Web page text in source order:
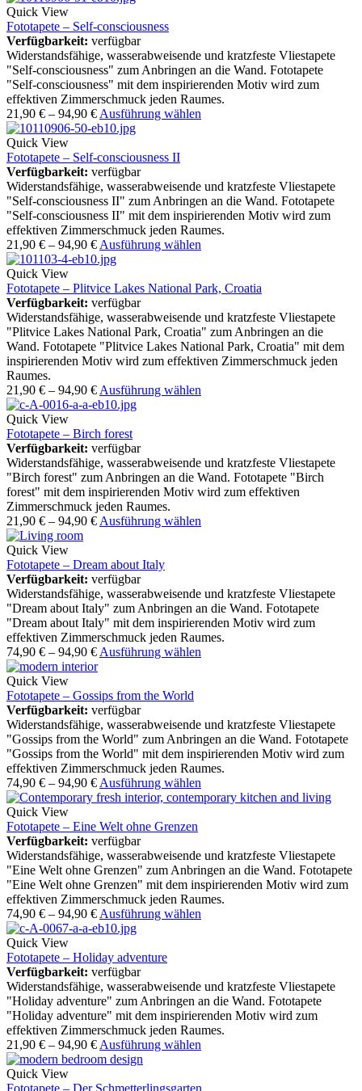
Quick View
Fototapete – Self-consciousness
Verfügbarkeit: verfügbar
Widerstandsfähige, wasserabweisende und kratzfeste Vliestapete
"Self-consciousness" zum Anbringen an die Wand. Fototapete
"Self-consciousness" mit dem inspirierenden Motiv wird zum
effektiven Zimmerschmuck jeden Raumes.
21,90 € – 94,90 € Ausführung wählen
Quick View
Fototapete – Self-consciousness II
Verfügbarkeit: verfügbar
Widerstandsfähige, wasserabweisende und kratzfeste Vliestapete
"Self-consciousness II" zum Anbringen an die Wand. Fototapete
"Self-consciousness II" mit dem inspirierenden Motiv wird zum
effektiven Zimmerschmuck jeden Raumes.
21,90 € – 94,90 € Ausführung wählen
Quick View
Fototapete – Plitvice Lakes National Park, Croatia
Verfügbarkeit: verfügbar
Widerstandsfähige, wasserabweisende und kratzfeste Vliestapete
"Plitvice Lakes National Park, Croatia" zum Anbringen an die
Wand. Fototapete "Plitvice Lakes National Park, Croatia" mit dem
inspirierenden Motiv wird zum effektiven Zimmerschmuck jeden
Raumes.
21,90 € – 94,90 € Ausführung wählen
Quick View
Fototapete – Birch forest
Verfügbarkeit: verfügbar
Widerstandsfähige, wasserabweisende und kratzfeste Vliestapete
"Birch forest" zum Anbringen an die Wand. Fototapete "Birch
forest" mit dem inspirierenden Motiv wird zum effektiven
Zimmerschmuck jeden Raumes.
21,90 € – 94,90 € Ausführung wählen
Quick View
Fototapete – Dream about Italy
Verfügbarkeit: verfügbar
Widerstandsfähige, wasserabweisende und kratzfeste Vliestapete
"Dream about Italy" zum Anbringen an die Wand. Fototapete
"Dream about Italy" mit dem inspirierenden Motiv wird zum
effektiven Zimmerschmuck jeden Raumes.
74,90 € – 94,90 € Ausführung wählen
Quick View
Fototapete – Gossips from the World
Verfügbarkeit: verfügbar
Widerstandsfähige, wasserabweisende und kratzfeste Vliestapete
"Gossips from the World" zum Anbringen an die Wand. Fototapete
"Gossips from the World" mit dem inspirierenden Motiv wird zum
effektiven Zimmerschmuck jeden Raumes.
74,90 € – 94,90 € Ausführung wählen
Quick View
Fototapete – Eine Welt ohne Grenzen
Verfügbarkeit: verfügbar
Widerstandsfähige, wasserabweisende und kratzfeste Vliestapete
"Eine Welt ohne Grenzen" zum Anbringen an die Wand. Fototapete
"Eine Welt ohne Grenzen" mit dem inspirierenden Motiv wird zum
effektiven Zimmerschmuck jeden Raumes.
74,90 € – 94,90 € Ausführung wählen
Quick View
Fototapete – Holiday adventure
Verfügbarkeit: verfügbar
Widerstandsfähige, wasserabweisende und kratzfeste Vliestapete
"Holiday adventure" zum Anbringen an die Wand. Fototapete
"Holiday adventure" mit dem inspirierenden Motiv wird zum
effektiven Zimmerschmuck jeden Raumes.
21,90 € – 94,90 € Ausführung wählen
Quick View